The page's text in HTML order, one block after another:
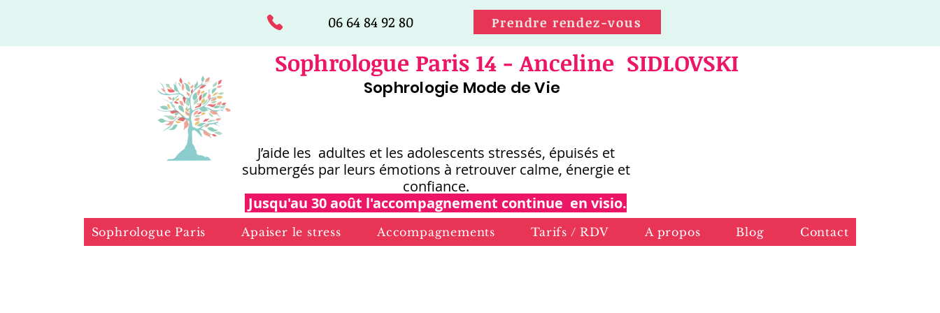
06 64 84 92 80 Prendre rendez-vous
Sophrologue Paris 14 - Anceline SIDLOVSKI
J’aide les adultes et les adolescents stressés, épuisés et
submergés par leurs émotions à retrouver calme, énergie et
confiance.
Jusqu'au 30 août l'accompagnement continue en visio.
Sophrologie Mode de Vie
Sophrologue Paris Apaiser le stress Accompagnements Tarifs / RDV A propos Blog Contact